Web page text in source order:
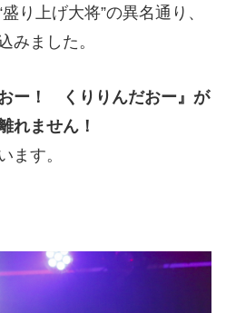
り上げ大将”の異名通り、
みました。
ー！ くりりんだおー』が
れません！
ます。